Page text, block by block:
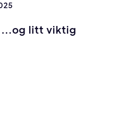
...og litt viktig